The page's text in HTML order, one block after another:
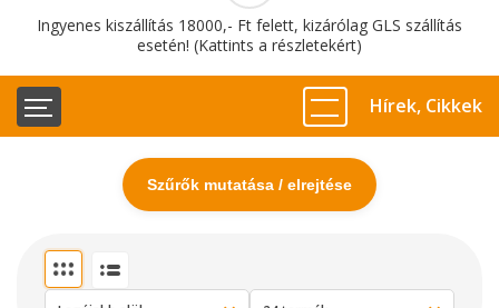
Ingyenes kiszállítás 18000,- Ft felett, kizárólag GLS szállítás
esetén! (Kattints a részletekért)
Hírek, Cikkek
Szűrők mutatása / elrejtése